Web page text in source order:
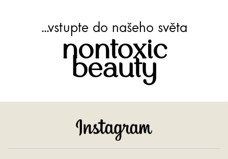
...vstupte do našeho světa
nontoxic
beauty